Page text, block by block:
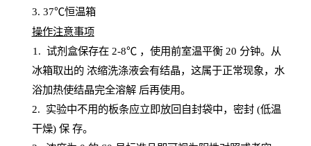
3. 37℃恒温箱
操作注意事项
1. 试剂盒保存在 2-8℃ ，使用前室温平衡 20 分钟。从
冰箱取出的 浓缩洗涤液会有结晶，这属于正常现象，水
浴加热使结晶完全溶解 后再使用。
2. 实验中不用的板条应立即放回自封袋中，密封(低温
干燥) 保 存。